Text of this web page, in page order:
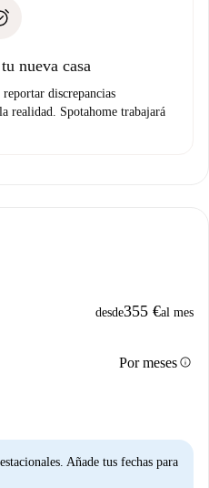
nueva casa
discrepancias
realidad. Spotahome trabajará
desde355 €al mes
Por mesesinfo
Añade tus fechas para